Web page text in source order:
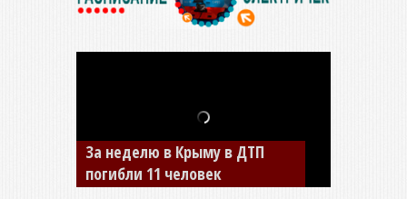
В Джанкое водитель ВАЗа
сбил двух детей на «зебре»